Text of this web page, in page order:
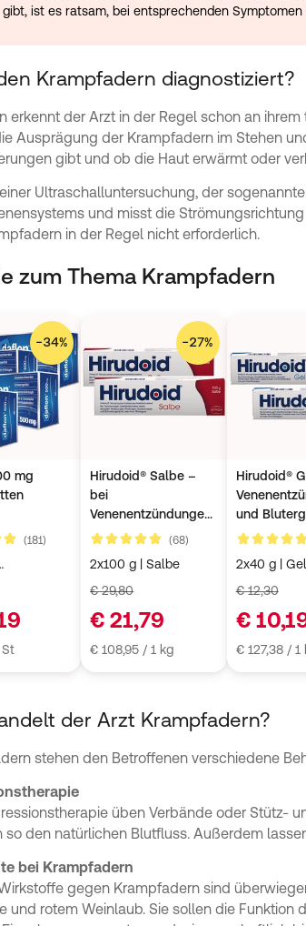
gibt, ist es ratsam, bei entsprechenden
Krampfadern diagnostiziert?
erkennt der Arzt in der Regel schon an
Ausprägung der Krampfadern im Stehen
gibt und ob die Haut erwärmt oder
Ultraschalluntersuchung, der
und misst die
in der Regel nicht erforderlich.
zum Thema Krampfadern
−34%
mg
(181) Kundenbewertungen
−27%
Hirudoid® Salbe –
bei
Venenentzündungen
und Blutergüssen
4,9 von 5
(68) Kundenbewertungen
2x100 g | Salbe
€ 29,80
€ 21,79
€ 108,95 / 1 kg
Hirudoid®
und
4,9 von 5
2x40 g | Gel
€ 12,30
€
€ 127,38 / 1
der Arzt Krampfadern?
stehen den Betroffenen verschiedene
üben Verbände oder Stütz-
so den natürlichen Blutfluss. Außerdem
bei Krampfadern
gegen Krampfadern sind
und rotem Weinlaub. Sie sollen die